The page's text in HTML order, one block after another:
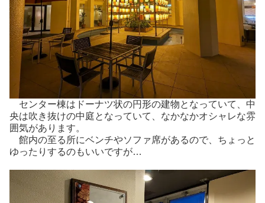
センター棟はドーナツ状の円形の建物となっていて、中
央は吹き抜けの中庭となっていて、なかなかオシャレな雰
囲気があります。
館内の至る所にベンチやソファ席があるので、ちょっと
ゆったりするのもいいですが…